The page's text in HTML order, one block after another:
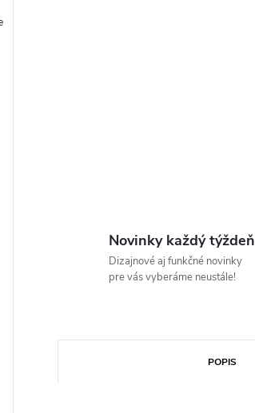
Novinky každý týždeň
Dizajnové aj funkčné novinky
pre vás vyberáme neustále!
POPIS